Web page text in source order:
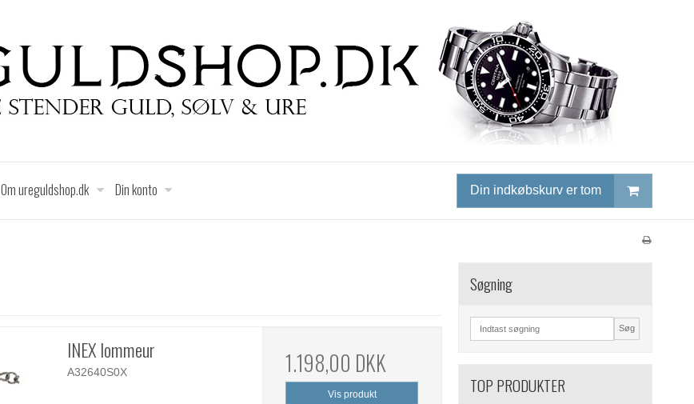
Om ureguldshop.dk Din konto Din indkøbskurv er tom
INEX lommeur
A32640S0X 1.198,00 DKK
Vis produkt
Søgning
Søg
TOP PRODUKTER